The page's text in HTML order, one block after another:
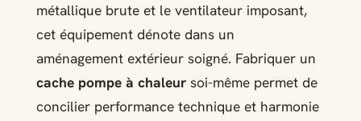
métallique brute et le ventilateur imposant,
cet équipement dénote dans un
aménagement extérieur soigné. Fabriquer un
cache pompe à chaleursoi-même permet de
concilier performance technique et harmonie